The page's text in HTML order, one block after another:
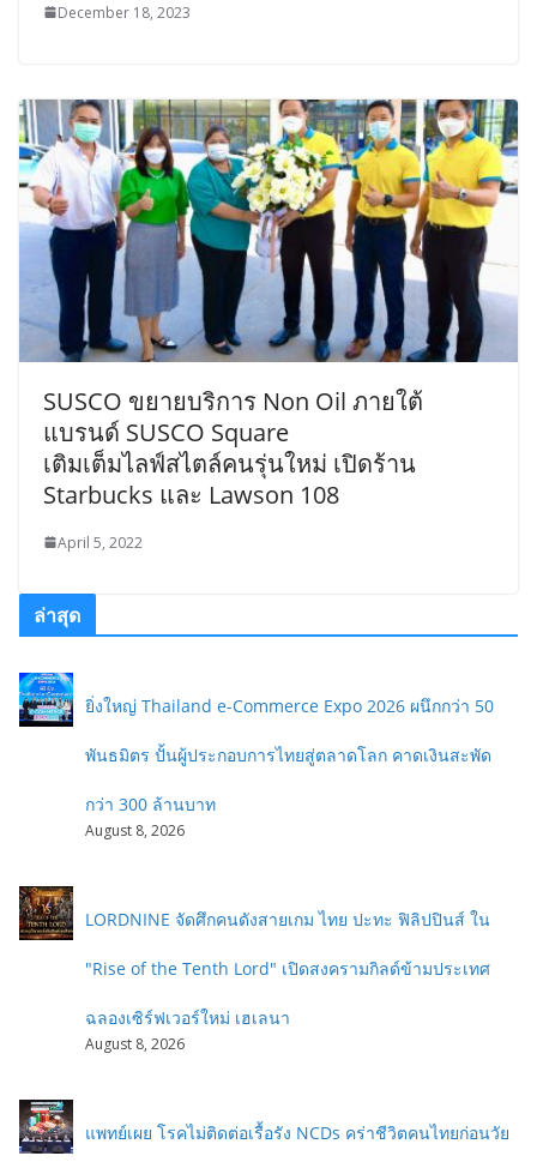
December 18, 2023
SUSCO ขยายบริการ Non Oil ภายใต้
แบรนด์ SUSCO Square
เติมเต็มไลฟ์สไตล์คนรุ่นใหม่ เปิดร้าน
Starbucks และ Lawson 108
April 5, 2022
ล่าสุด
ยิ่งใหญ่ Thailand e-Commerce Expo 2026 ผนึกกว่า 50
พันธมิตร ปั้นผู้ประกอบการไทยสู่ตลาดโลก คาดเงินสะพัด
กว่า 300 ล้านบาท
August 8, 2026
LORDNINE จัดศึกคนดังสายเกม ไทย ปะทะ ฟิลิปปินส์ ใน
"Rise of the Tenth Lord" เปิดสงครามกิลด์ข้ามประเทศ
ฉลองเซิร์ฟเวอร์ใหม่ เฮเลนา
August 8, 2026
แพทย์เผย โรคไม่ติดต่อเรื้อรัง NCDs คร่าชีวิตคนไทยก่อนวัย